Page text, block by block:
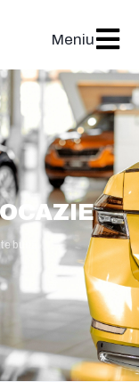
Meniu
bună.